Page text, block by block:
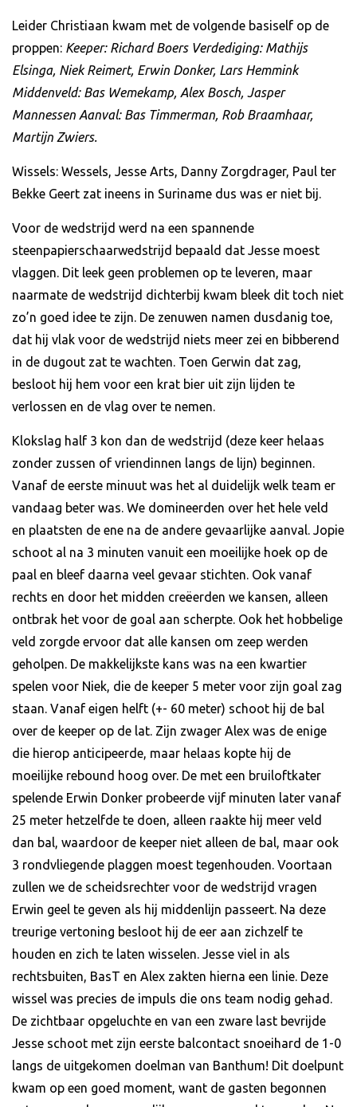
Leider Christiaan kwam met de volgende basiself op de
proppen: Keeper: Richard Boers Verdediging: Mathijs
Elsinga, Niek Reimert, Erwin Donker, Lars Hemmink
Middenveld: Bas Wemekamp, Alex Bosch, Jasper
Mannessen Aanval: Bas Timmerman, Rob Braamhaar,
Martijn Zwiers.
Wissels: Wessels, Jesse Arts, Danny Zorgdrager, Paul ter
Bekke Geert zat ineens in Suriname dus was er niet bij.
Voor de wedstrijd werd na een spannende
steenpapierschaarwedstrijd bepaald dat Jesse moest
vlaggen. Dit leek geen problemen op te leveren, maar
naarmate de wedstrijd dichterbij kwam bleek dit toch niet
zo’n goed idee te zijn. De zenuwen namen dusdanig toe,
dat hij vlak voor de wedstrijd niets meer zei en bibberend
in de dugout zat te wachten. Toen Gerwin dat zag,
besloot hij hem voor een krat bier uit zijn lijden te
verlossen en de vlag over te nemen.
Klokslag half 3 kon dan de wedstrijd (deze keer helaas
zonder zussen of vriendinnen langs de lijn) beginnen.
Vanaf de eerste minuut was het al duidelijk welk team er
vandaag beter was. We domineerden over het hele veld
en plaatsten de ene na de andere gevaarlijke aanval. Jopie
schoot al na 3 minuten vanuit een moeilijke hoek op de
paal en bleef daarna veel gevaar stichten. Ook vanaf
rechts en door het midden creëerden we kansen, alleen
ontbrak het voor de goal aan scherpte. Ook het hobbelige
veld zorgde ervoor dat alle kansen om zeep werden
geholpen. De makkelijkste kans was na een kwartier
spelen voor Niek, die de keeper 5 meter voor zijn goal zag
staan. Vanaf eigen helft (+- 60 meter) schoot hij de bal
over de keeper op de lat. Zijn zwager Alex was de enige
die hierop anticipeerde, maar helaas kopte hij de
moeilijke rebound hoog over. De met een bruiloftkater
spelende Erwin Donker probeerde vijf minuten later vanaf
25 meter hetzelfde te doen, alleen raakte hij meer veld
dan bal, waardoor de keeper niet alleen de bal, maar ook
3 rondvliegende plaggen moest tegenhouden. Voortaan
zullen we de scheidsrechter voor de wedstrijd vragen
Erwin geel te geven als hij middenlijn passeert. Na deze
treurige vertoning besloot hij de eer aan zichzelf te
houden en zich te laten wisselen. Jesse viel in als
rechtsbuiten, BasT en Alex zakten hierna een linie. Deze
wissel was precies de impuls die ons team nodig gehad.
De zichtbaar opgeluchte en van een zware last bevrijde
Jesse schoot met zijn eerste balcontact snoeihard de 1-0
langs de uitgekomen doelman van Banthum! Dit doelpunt
kwam op een goed moment, want de gasten begonnen